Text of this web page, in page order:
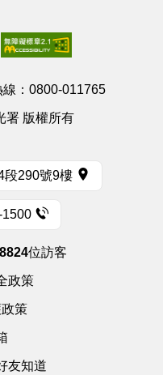
： 0800-011765
署 版權所有
段290號9樓
1500
位訪客
政策
策
友知道